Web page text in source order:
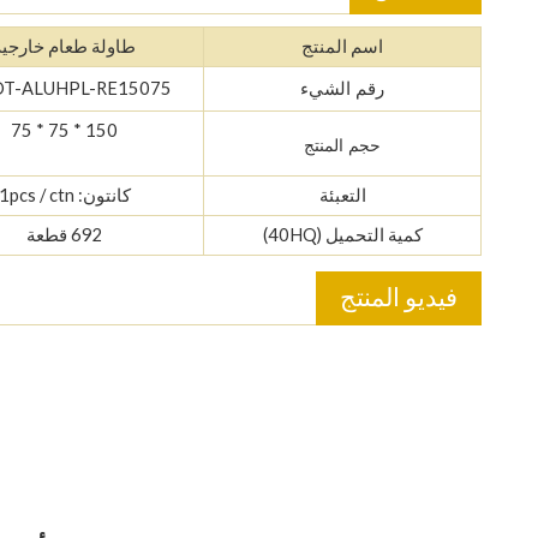
اسم المنتج طاولة طعام
رقم الشيء ALUHPL-RE15075
حجم المنتج
150 * 75 * 75
التعبئة
كانتون: 1pcs / ctn
كمية التحميل (40HQ)
692 قطعة
فيديو المنتج